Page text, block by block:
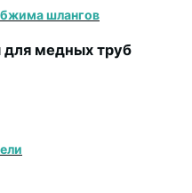
шлангов
медных труб